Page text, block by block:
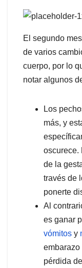
El segundo
de varios
cuerpo, por lo
notar algunos
Los
más, y
oscurece.
de la
través de
ponerte
Al
es ganar
vómitos y
embarazo
pérdida